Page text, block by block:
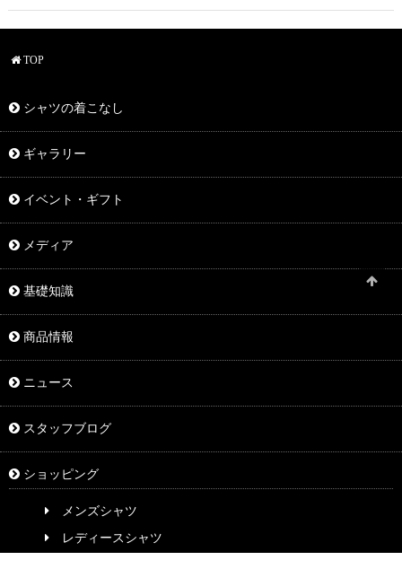
TOP
シャツの着こなし
ギャラリー
イベント・ギフト
メディア
基礎知識
商品情報
ニュース
スタッフブログ
ショッピング
メンズシャツ
レディースシャツ